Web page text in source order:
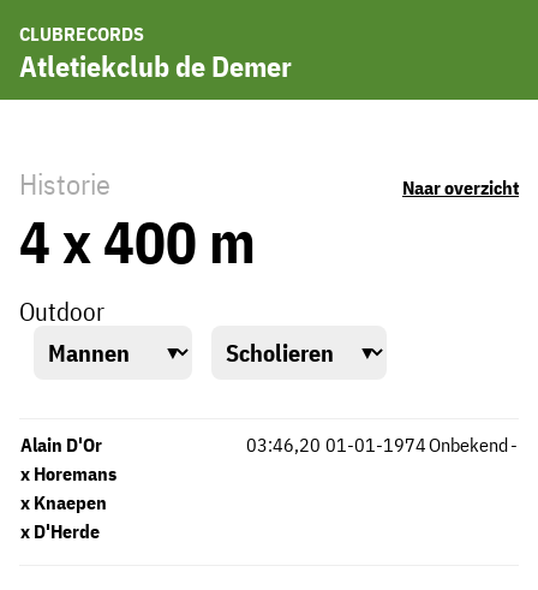
CLUBRECORDS
Atletiekclub de Demer
Historie Naar overzicht
4 x 400 m
Outdoor
Alain D'Or
x Horemans
x Knaepen
x D'Herde
Onbekend
03:46,20 -
01-01-1974